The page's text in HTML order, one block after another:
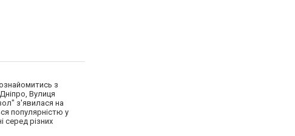
з
Вулиця
з'явилася на
популярністю у
серед різних